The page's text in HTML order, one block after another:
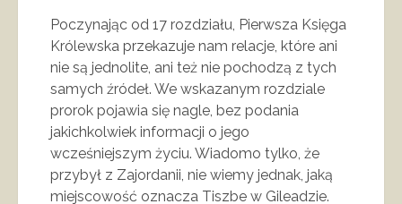
Poczynając od 17 rozdziału, Pierwsza Księga
Królewska przekazuje nam relacje, które ani
nie są jednolite, ani też nie pochodzą z tych
samych źródeł. We wskazanym rozdziale
prorok pojawia się nagle, bez podania
jakichkolwiek informacji o jego
wcześniejszym życiu. Wiadomo tylko, że
przybył z Zajordanii, nie wiemy jednak, jaką
miejscowość oznacza Tiszbe w Gileadzie.